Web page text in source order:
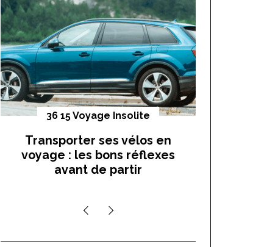
o
r
:
36 15 Voyage Insolite
Transporter ses vélos en
voyage : les bons réflexes
avant de partir